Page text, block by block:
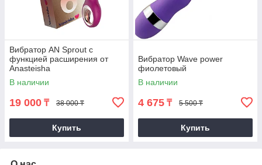
Вибратор AN Sprout с
функцией расширения от
Anasteisha
В наличии
19 000 ₸ 38 000 ₸
Купить
Вибратор Wave power
фиолетовый
В наличии
4 675 ₸ 5 500 ₸
Купить